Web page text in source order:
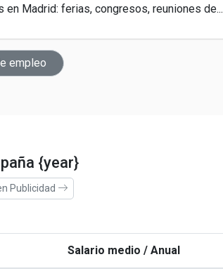
Madrid: ferias, congresos, reuniones de...
empleo
{year}
Publicidad
Salario medio / Anual